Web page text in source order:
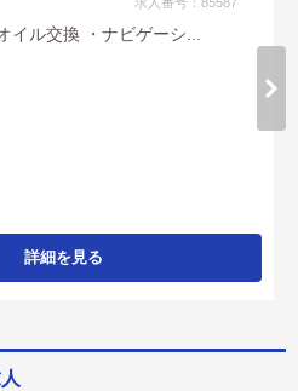
イル交換 ・ナビゲーシ...
詳細を見る